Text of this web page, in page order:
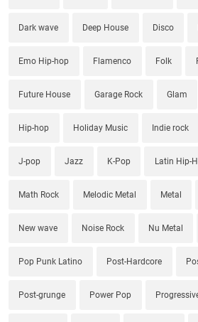
Dark wave Deep House Disco
Emo Hip-hop Flamenco Folk
Future House Garage Rock Glam
Hip-hop Holiday Music Indie rock
J-pop Jazz K-Pop Latin Hip-
Math Rock Melodic Metal Metal
New wave Noise Rock Nu Metal
Pop Punk Latino Post-Hardcore
Post-grunge Power Pop